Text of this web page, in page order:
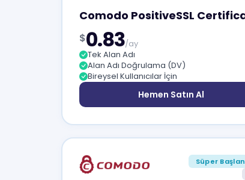
Comodo PositiveSSL
$0.83/ay
Tek Alan Adı
Alan Adı Doğrulama (DV)
Bireysel Kullanıcılar İçin
Hemen Satın Al
Süper